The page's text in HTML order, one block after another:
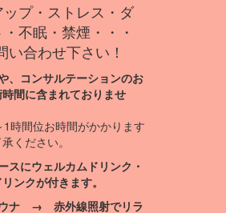
ップ・ストレス・ダ
不眠・禁煙・・・
合わせ下さい！
、コンサルテーションのお
間に含まれておりませ
時間位お時間がかかります
ください。
スにウェルカムドリンク・
ンクが付きます。
ナ → 赤外線照射でリラ